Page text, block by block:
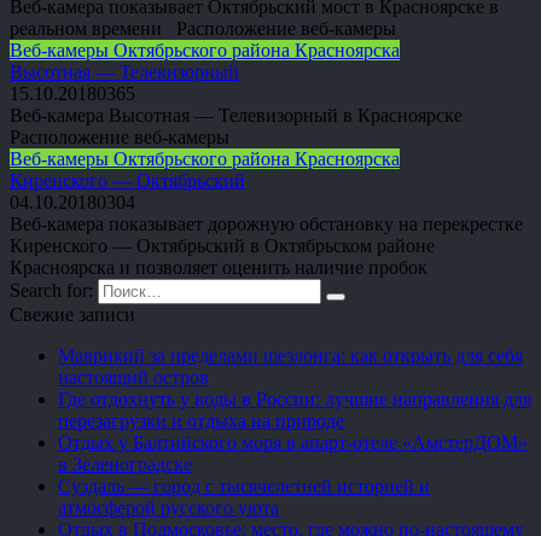
Веб-камера показывает Октябрьский мост в Красноярске в
реальном времени Расположение веб-камеры
Веб-камеры Октябрьского района Красноярска
Высотная — Телевизорный
15.10.20180365
Веб-камера Высотная — Телевизорный в Красноярске
Расположение веб-камеры
Веб-камеры Октябрьского района Красноярска
Киренского — Октябрьский
04.10.20180304
Веб-камера показывает дорожную обстановку на перекрестке
Киренского — Октябрьский в Октябрьском районе
Красноярска и позволяет оценить наличие пробок
Search for:
Свежие записи
Маврикий за пределами шезлонга: как открыть для себя
настоящий остров
Где отдохнуть у воды в России: лучшие направления для
перезагрузки и отдыха на природе
Отдых у Балтийского моря в апарт-отеле «АмстерДОМ»
в Зеленоградске
Суздаль — город с тысячелетней историей и
атмосферой русского уюта
Отдых в Подмосковье: место, где можно по-настоящему